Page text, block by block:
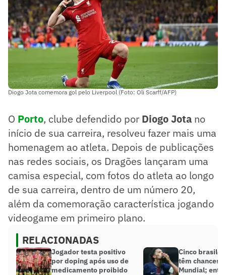
Diogo Jota comemora gol pelo Liverpool (Foto: Oli Scarff/AFP)
O Porto, clube defendido por Diogo Jota no
início de sua carreira, resolveu fazer mais uma
homenagem ao atleta. Depois de publicações
nas redes sociais, os Dragões lançaram uma
camisa especial, com fotos do atleta ao longo
de sua carreira, dentro de um número 20,
além da comemoração característica jogando
videogame em primeiro plano.
RELACIONADAS
Jogador testa positivo
por doping após uso de
medicamento proibido
Cinco
têm chances
Mundial;